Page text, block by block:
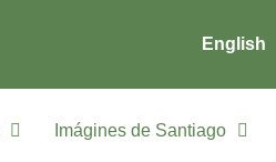
English
Imágines de Santiago